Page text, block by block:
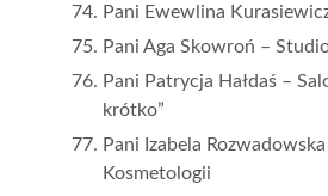
Pani Ewewlina
Pani Aga Skowroń –
Pani Patrycja Hałdaś –
krótko”
Pani Izabela
Kosmetologii